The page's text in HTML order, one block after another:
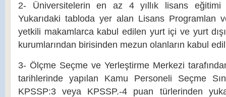
2- Üniversitelerin en az 4 yıllık lisans eğitimi
Yukarıdaki tabloda yer alan Lisans Programlan
yetkili makamlarca kabul edilen yurt içi ve yurt
kurumlarından birisinden mezun olanların kabul
3- Ölçme Seçme ve Yerleştirme Merkezi
tarihlerinde yapılan Kamu Personeli Seçme
KPSSP:3 veya KPSSP.-4 puan türlerinden